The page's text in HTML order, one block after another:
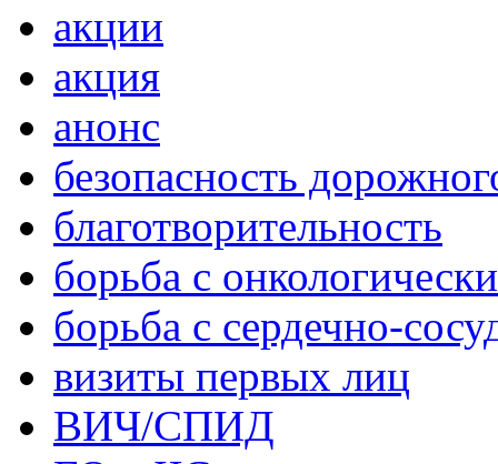
акции
акция
анонс
безопасность
благотворительность
борьба с
борьба с сердечно-
визиты первых лиц
ВИЧ/СПИД